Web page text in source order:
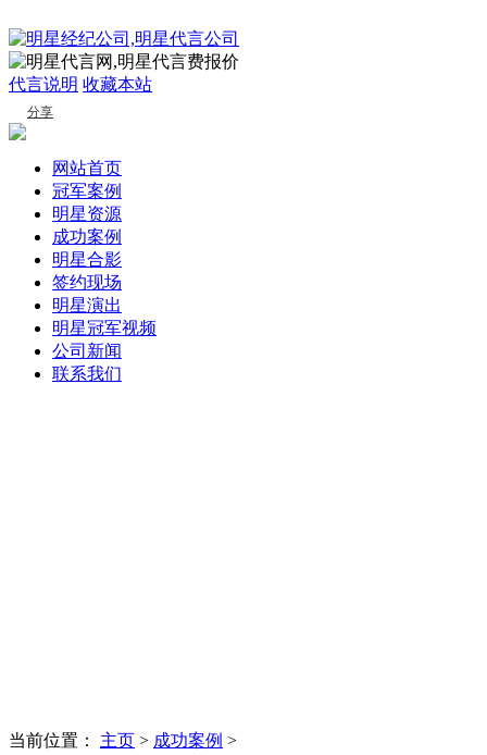
代言说明 收藏本站
分享
网站首页
冠军案例
明星资源
成功案例
明星合影
签约现场
明星演出
明星冠军视频
公司新闻
联系我们
当前位置： 主页 > 成功案例 >